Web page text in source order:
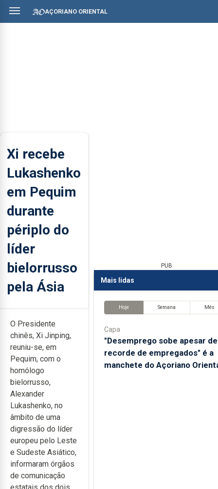
AÇORIANO ORIENTAL
Xi recebe
Lukashenko
em Pequim
durante
périplo do
líder
bielorrusso
pela Ásia
O Presidente
chinês, Xi Jinping,
reuniu-se, em
Pequim, com o
homólogo
bielorrusso,
Alexander
Lukashenko, no
âmbito de uma
digressão do líder
europeu pelo Leste
e Sudeste Asiático,
informaram órgãos
de comunicação
PUB
Mais lidas
Hoje Semana Mês
Capa
"Desemprego sobe apesar de
recorde de empregados" é a
manchete do Açoriano